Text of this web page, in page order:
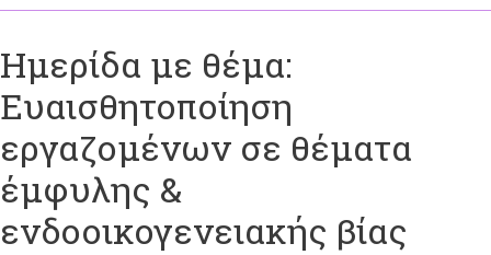
Ημερίδα με θέμα:
Ευαισθητοποίηση
εργαζομένων σε θέματα
έμφυλης &
ενδοοικογενειακής βίας